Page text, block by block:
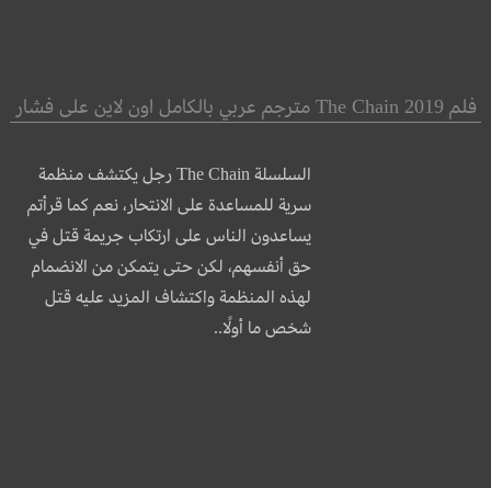
فلم The Chain 2019 مترجم عربي بالكامل اون لاين على فشار
السلسلة The Chain رجل يكتشف منظمة
سرية للمساعدة على الانتحار، نعم كما قرأتم
يساعدون الناس على ارتكاب جريمة قتل في
حق أنفسهم، لكن حتى يتمكن من الانضمام
لهذه المنظمة واكتشاف المزيد عليه قتل
شخص ما أولًا..